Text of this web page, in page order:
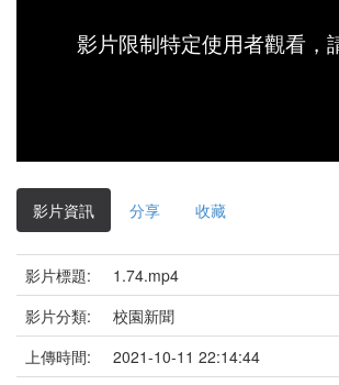
影片限制特定使用者觀看，
影片資訊 分享 收藏
影片標題:
1.74.mp4
影片分類:
校園新聞
上傳時間:
2021-10-11 22:14:44